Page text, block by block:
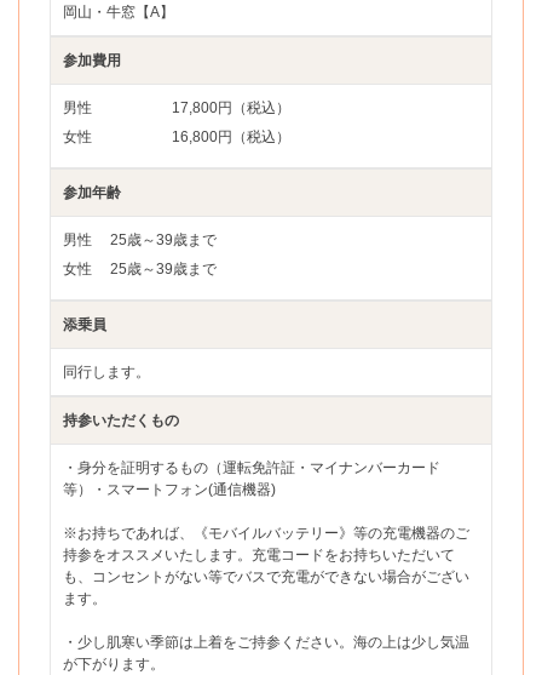
岡山・牛窓【A】
参加費用
男性
17,800円（税込）
女性
16,800円（税込）
参加年齢
男性
25歳～39歳まで
女性
25歳～39歳まで
添乗員
同行します。
持参いただくもの
・身分を証明するもの（運転免許証・マイナンバーカード
等）・スマートフォン(通信機器)
※お持ちであれば、《モバイルバッテリー》等の充電機器のご
持参をオススメいたします。充電コードをお持ちいただいて
も、コンセントがない等でバスで充電ができない場合がござい
ます。
・少し肌寒い季節は上着をご持参ください。海の上は少し気温
が下がります。